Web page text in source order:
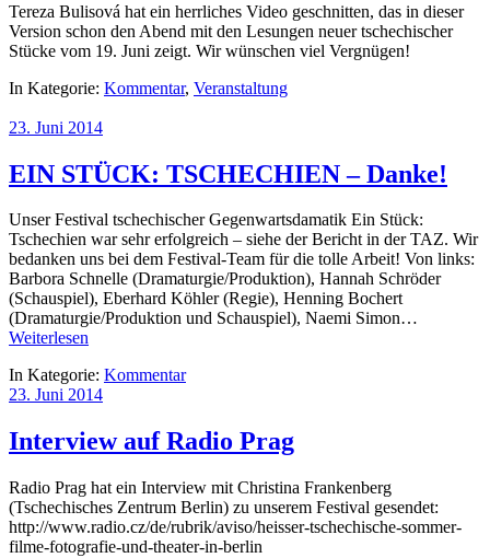
Tereza Bulisová hat ein herrliches Video geschnitten, das in dieser
Version schon den Abend mit den Lesungen neuer tschechischer
Stücke vom 19. Juni zeigt. Wir wünschen viel Vergnügen!
In Kategorie: Kommentar, Veranstaltung
23. Juni 2014
EIN STÜCK: TSCHECHIEN – Danke!
Unser Festival tschechischer Gegenwartsdamatik Ein Stück:
Tschechien war sehr erfolgreich – siehe der Bericht in der TAZ. Wir
bedanken uns bei dem Festival-Team für die tolle Arbeit! Von links:
Barbora Schnelle (Dramaturgie/Produktion), Hannah Schröder
(Schauspiel), Eberhard Köhler (Regie), Henning Bochert
(Dramaturgie/Produktion und Schauspiel), Naemi Simon…
Weiterlesen
In Kategorie: Kommentar
23. Juni 2014
Interview auf Radio Prag
Radio Prag hat ein Interview mit Christina Frankenberg
(Tschechisches Zentrum Berlin) zu unserem Festival gesendet:
http://www.radio.cz/de/rubrik/aviso/heisser-tschechische-sommer-
filme-fotografie-und-theater-in-berlin